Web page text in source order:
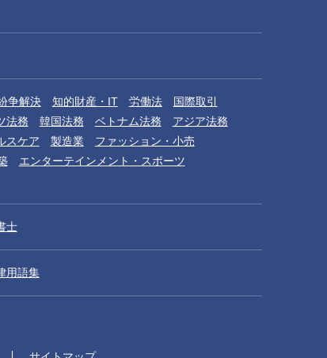
争解決 知的財産・IT 労働法
国際取引
法務 韓国法務 ベトナム法務
アジア法務
スケア 製造業
ファッション・小売
エンターテインメント・スポーツ
士
用語集